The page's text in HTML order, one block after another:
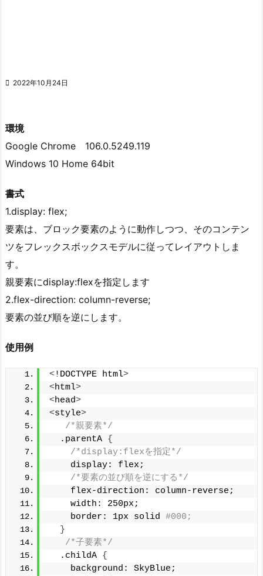
 2022年10月24日
環境
Google Chrome 106.0.5249.119
Windows 10 Home 64bit
書式
1.display: flex;
要素は、ブロック要素のように動作しつつ、そのコンテン
ツをフレックスボックスモデルに従ってレイアウトしま
す。
親要素にdisplay:flexを指定します
2.flex-direction: column-reverse;
要素の並び順を逆にします。
使用例
<!DOCTYPE html>
<html>
<head>
<style>
/*親要素*/
  .parentA
{
/*display:flexを指定*/
    display: flex;
/*要素の並び順を逆にする*/
    flex-direction: column-reverse;
    width: 250px;
    border: 1px solid
#000;
}
/*子要素*/
  .childA
{
    background: SkyBlue;